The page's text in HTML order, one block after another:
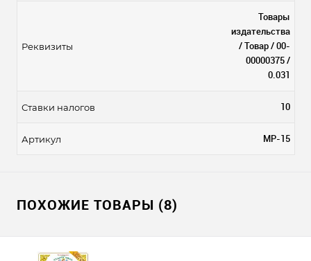
Реквизиты
Товары
издательства
/ Товар / 00-
00000375 /
0.031
Ставки налогов 10
Артикул МР-15
ПОХОЖИЕ ТОВАРЫ (8)